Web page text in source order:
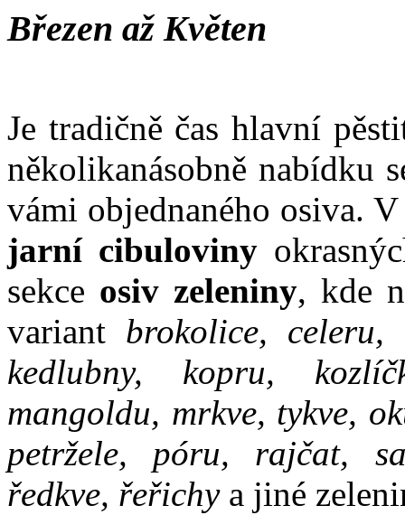
Březen až Květen
Je tradičně čas hlavní
několikanásobně nabídku
vámi objednaného osiva.
jarní cibuloviny
sekce osiv zeleniny, kde
variant brokolice, celeru,
kedlubny, kopru,
mangoldu, mrkve, tykve,
petržele, póru, rajčat,
ředkve, řeřichya jiné